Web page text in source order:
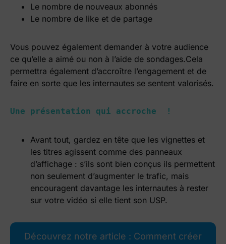
Le nombre de nouveaux abonnés
Le nombre de like et de partage
Vous pouvez également demander à votre audience
ce qu’elle a aimé ou non à l’aide de sondages.Cela
permettra également d’accroître l’engagement et de
faire en sorte que les internautes se sentent valorisés.
Une présentation qui accroche  !
Avant tout, gardez en tête que les vignettes et
les titres agissent comme des panneaux
d’affichage : s’ils sont bien conçus ils permettent
non seulement d’augmenter le trafic, mais
encouragent davantage les internautes à rester
sur votre vidéo si elle tient son USP.
Découvrez notre article : Comment créer